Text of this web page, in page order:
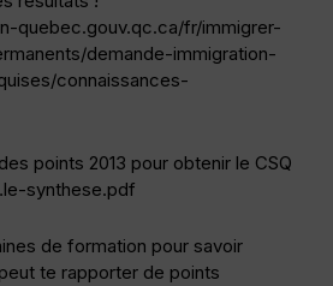
quebec.gouv.qc.ca/fr/immigrer-
demande-immigration-
connaissances-
points 2013 pour obtenir le CSQ
synthese.pdf
de formation pour savoir
te rapporter de points